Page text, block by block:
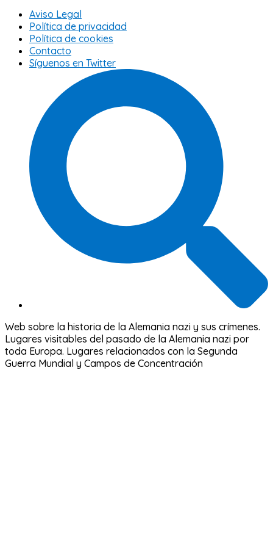
Aviso Legal
Política de privacidad
Política de cookies
Contacto
Síguenos en Twitter
Web sobre la historia de la Alemania nazi y sus crímenes.
Lugares visitables del pasado de la Alemania nazi por
toda Europa. Lugares relacionados con la Segunda
Guerra Mundial y Campos de Concentración